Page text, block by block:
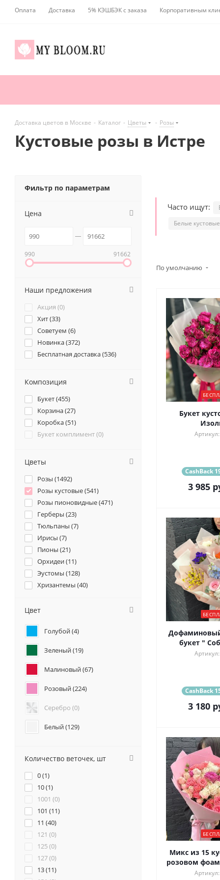
Оплата Доставка 5% КЭШБЭК с заказа Корпоративным
Доставка цветов в Москве - Каталог - Цветы - Розы
Кустовые розы в Истре
Часто ищут:
Белые
По умолчанию
Букет
CashBack
3 985
букет "
CashBack
3 180
Микс из 15
розовом
Фильтр по параметрам
Цена
990 91662
Наши предложения
Акция (0)
Хит (33)
Советуем (6)
Новинка (372)
Бесплатная доставка (536)
Композиция
Букет (455)
Корзина (27)
Коробка (51)
Букет комплимент (0)
Цветы
Розы (1492)
Розы кустовые (541)
Розы пионовидные (471)
Герберы (23)
Тюльпаны (7)
Ирисы (7)
Пионы (21)
Орхидеи (11)
Эустомы (128)
Хризантемы (40)
Ранункулюсы (
Гортензии (55
Лилии (
Подсолнухи (1)
Анемоны (4)
Гвоздики (
Геогрины (2)
Каллы (
)
Маттиола (53)
Цвет
Голубой (4)
Зеленый (19)
Малиновый (67)
Розовый (224)
Серебро (0)
Белый (129)
Желтый (
Коралловый (
Кремовый (
Персиковый (
Количество веточек, шт
0 (1)
10 (1)
1001 (0)
101 (11)
11 (40)
121 (0)
125 (0)
127 (0)
13 (11)